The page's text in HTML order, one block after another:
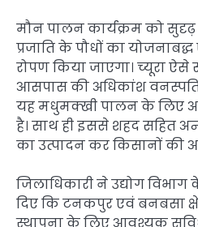
मौन पालन कार्यक्रम को
प्रजाति के पौधों का
रोपण किया जाएगा। च्यूरा
आसपास की अधिकांश
यह मधुमक्खी पालन के लिए
है। साथ ही इससे शहद सहित
का उत्पादन कर किसानों की
जिलाधिकारी ने उद्योग विभाग
दिए कि टनकपुर एवं बनबसा
स्थापना के लिए आवश्यक